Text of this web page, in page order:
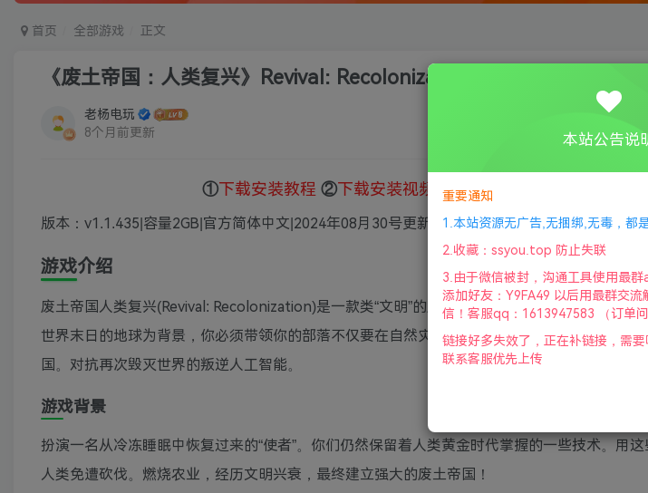
首页 全部游戏 正文
《废土帝国：人类复兴》Revival: Recolonization
老杨电玩
8个月前更新
①下载安装教程 ②下载安装视频教程 ③
版本：v1.1.435|容量2GB|官方简体中文|2024年08月30号更新
游戏介绍
废土帝国人类复兴(Revival: Recolonization)是一款类“文明”的废土版4X战略游戏。老杨电玩网
世界末日的地球为背景，你必须带领你的部落不仅要在自然灾害和怪物出没的荒地中生存下来
国。对抗再次毁灭世界的叛逆人工智能。
游戏背景
扮演一名从冷冻睡眠中恢复过来的“使者”。你们仍然保留着人类黄金时代掌握的一些技术。用
人类免遭砍伐。燃烧农业，经历文明兴衰，最终建立强大的废土帝国！
本站公告说
重要通知
1.本站资源无广告,无捆绑,无毒，都
2.收藏：ssyou.top 防止失联
3.由于微信被封，沟通工具使用最
添加好友：Y9FA49 以后用最群交
信！客服qq：1613947583 （订单问
链接好多失效了，正在补链接，需
联系客服优先上传